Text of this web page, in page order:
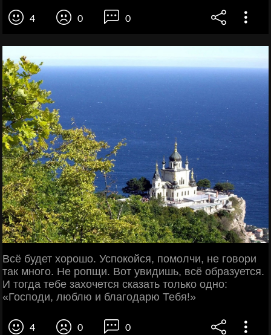
4 0 0
Всё будет хорошо. Успокойся, помолчи, не говори
так много. Не ропщи. Вот увидишь, всё образуется.
И тогда тебе захочется сказать только одно:
«Господи, люблю и благодарю Тебя!»
4 0 0